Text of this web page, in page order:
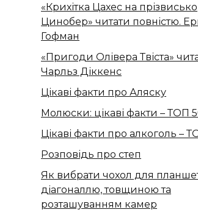
«Крихітка Цахес на прізвисько
Цинобер» читати повністю.
Гофман
«Пригоди Олівера Твіста»
Чарльз Діккенс
Цікаві факти про Аляску
Молюски: цікаві факти – ТОП
Цікаві факти про алкоголь –
Розповідь про степ
Як вибрати чохол для
діагоналлю, товщиною та
розташуванням камер